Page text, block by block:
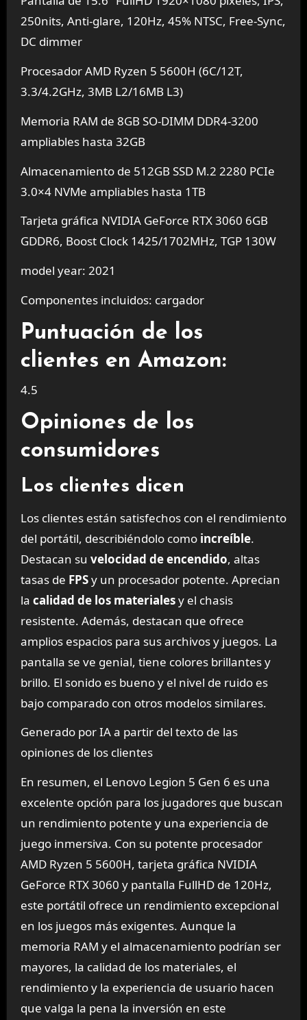
250nits, Anti-glare, 120Hz, 45% NTSC, Free-Sync,
DC dimmer
Procesador AMD Ryzen 5 5600H (6C/12T,
3.3/4.2GHz, 3MB L2/16MB L3)
Memoria RAM de 8GB SO-DIMM DDR4-3200
ampliables hasta 32GB
Almacenamiento de 512GB SSD M.2 2280 PCIe
3.0×4 NVMe ampliables hasta 1TB
Tarjeta gráfica NVIDIA GeForce RTX 3060 6GB
GDDR6, Boost Clock 1425/1702MHz, TGP 130W
model year: 2021
Componentes incluidos: cargador
Puntuación de los
clientes en Amazon:
4.5
Opiniones de los
consumidores
Los clientes dicen
Los clientes están satisfechos con el rendimiento
del portátil, describiéndolo como increíble.
Destacan su velocidad de encendido, altas
tasas de FPSy un procesador potente. Aprecian
la calidad de los materialesy el chasis
resistente. Además, destacan que ofrece
amplios espacios para sus archivos y juegos. La
pantalla se ve genial, tiene colores brillantes y
brillo. El sonido es bueno y el nivel de ruido es
bajo comparado con otros modelos similares.
Generado por IA a partir del texto de las
opiniones de los clientes
En resumen, el Lenovo Legion 5 Gen 6 es una
excelente opción para los jugadores que buscan
un rendimiento potente y una experiencia de
juego inmersiva. Con su potente procesador
AMD Ryzen 5 5600H, tarjeta gráfica NVIDIA
GeForce RTX 3060 y pantalla FullHD de 120Hz,
este portátil ofrece un rendimiento excepcional
en los juegos más exigentes. Aunque la
memoria RAM y el almacenamiento podrían ser
mayores, la calidad de los materiales, el
rendimiento y la experiencia de usuario hacen
que valga la pena la inversión en este